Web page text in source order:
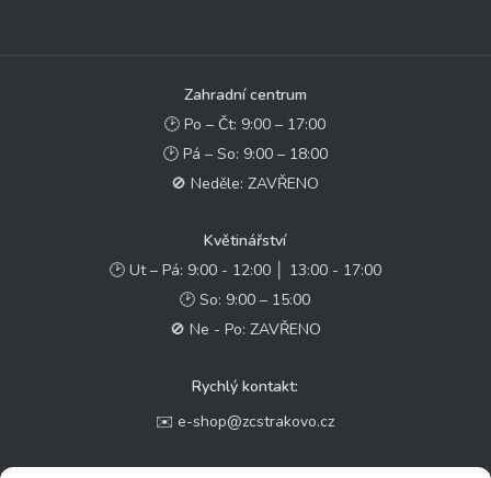
Zahradní centrum
🕑 Po – Čt: 9:00 – 17:00
🕑 Pá – So: 9:00 – 18:00
🚫 Neděle: ZAVŘENO
Květinářství
🕑 Ut – Pá: 9:00 - 12:00 │ 13:00 - 17:00
🕑 So: 9:00 – 15:00
🚫 Ne - Po: ZAVŘENO
Rychlý kontakt:
✉️ e-shop@zcstrakovo.cz